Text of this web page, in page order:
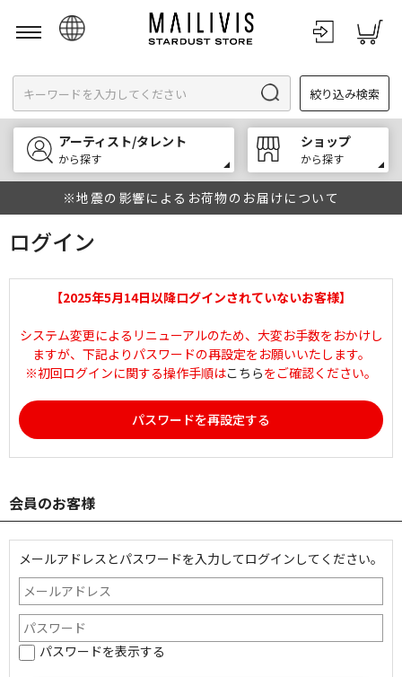
English
한국어
中文
絞り込み検索
アーティスト/タレント
から探す
ショップ
から探す
※地震の影響によるお荷物のお届けについて
ログイン
【2025年5月14日以降ログインされていないお客様】
システム変更によるリニューアルのため、大変お手数をおかけし
ますが、下記よりパスワードの再設定をお願いいたします。
※初回ログインに関する操作手順はこちらをご確認ください。
パスワードを再設定する
会員のお客様
メールアドレスとパスワードを入力してログインしてください。
パスワードを表示する